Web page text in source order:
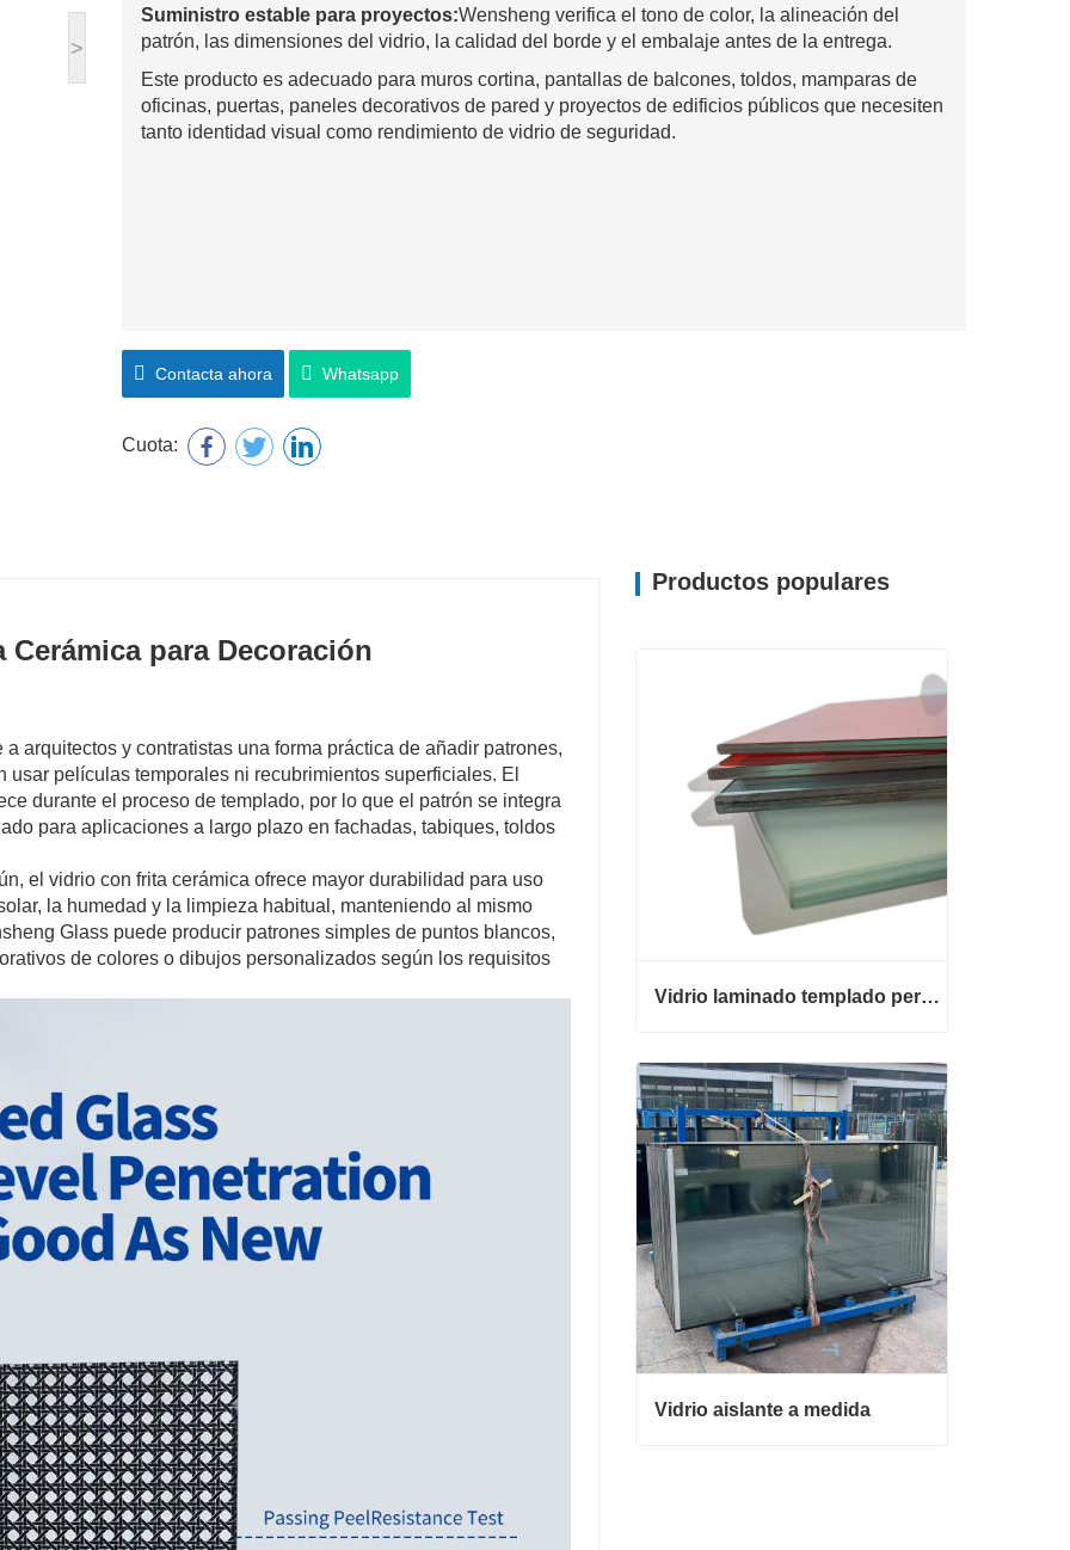
>
Suministro estable para proyectos:Wensheng verifica el tono de color, la alineación del
patrón, las dimensiones del vidrio, la calidad del borde y el embalaje antes de la entrega.
Este producto es adecuado para muros cortina, pantallas de balcones, toldos, mamparas de
oficinas, puertas, paneles decorativos de pared y proyectos de edificios públicos que necesiten
tanto identidad visual como rendimiento de vidrio de seguridad.
Contacta ahora Whatsapp
Cuota:
para Decoración
arquitectos y contratistas una forma práctica de añadir patrones,
películas temporales ni recubrimientos superficiales. El
durante el proceso de templado, por lo que el patrón se integra
para aplicaciones a largo plazo en fachadas, tabiques, toldos
el vidrio con frita cerámica ofrece mayor durabilidad para uso
la humedad y la limpieza habitual, manteniendo al mismo
Glass puede producir patrones simples de puntos blancos,
de colores o dibujos personalizados según los requisitos
Productos populares
Vidrio laminado templado personalizado
Vidrio laminado templado personalizado
Contacta ahora
Vidrio aislante a medida